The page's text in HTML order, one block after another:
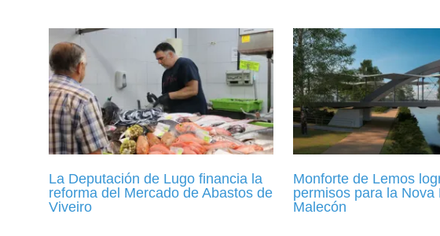
La Deputación de Lugo financia la
reforma del Mercado de Abastos de
Viveiro
Monforte de Lemos
permisos para la Nova
Malecón